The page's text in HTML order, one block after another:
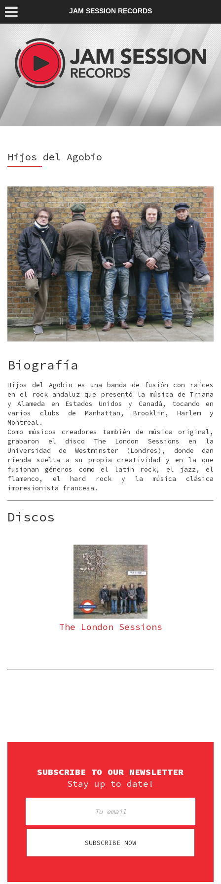
JAM SESSION RECORDS
Hijos del Agobio
Biografía
Hijos del Agobio es una banda de fusión con raíces
en el rock andaluz que presentó la música de Triana
y Alameda en Estados Unidos y Canadá, tocando en
varios clubs de Manhattan, Brooklin, Harlem y
Montreal.
Como músicos creadores también de música original,
grabaron el disco The London Sessions en la
Universidad de Westminster (Londres), donde dan
rienda suelta a su propia creatividad y en la que
fusionan géneros como el latin rock, el jazz, el
flamenco, el hard rock y la música clásica
impresionista francesa.
Discos
The London Sessions
SUBSCRIBE TO OUR NEWSLETTER
Stay up to date!
SUBSCRIBE NOW